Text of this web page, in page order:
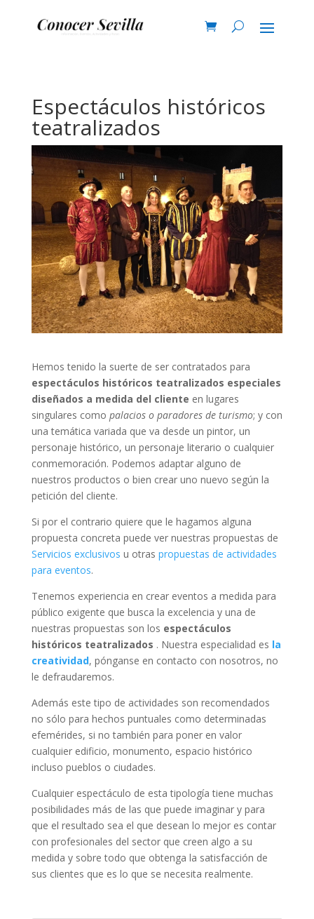
Espectáculos históricos
teatralizados
Hemos tenido la suerte de ser contratados para
espectáculos históricos teatralizados especiales
diseñados a medida del cliente en lugares
singulares como palacios o paradores de turismo; y con
una temática variada que va desde un pintor, un
personaje histórico, un personaje literario o cualquier
conmemoración. Podemos adaptar alguno de
nuestros productos o bien crear uno nuevo según la
petición del cliente.
Si por el contrario quiere que le hagamos alguna
propuesta concreta puede ver nuestras propuestas de
Servicios exclusivos u otras propuestas de actividades
para eventos.
Tenemos experiencia en crear eventos a medida para
público exigente que busca la excelencia y una de
nuestras propuestas son los espectáculos
históricos teatralizados . Nuestra especialidad es la
creatividad, pónganse en contacto con nosotros, no
le defraudaremos.
Además este tipo de actividades son recomendados
no sólo para hechos puntuales como determinadas
efemérides, si no también para poner en valor
cualquier edificio, monumento, espacio histórico
incluso pueblos o ciudades.
Cualquier espectáculo de esta tipología tiene muchas
posibilidades más de las que puede imaginar y para
que el resultado sea el que desean lo mejor es contar
con profesionales del sector que creen algo a su
medida y sobre todo que obtenga la satisfacción de
sus clientes que es lo que se necesita realmente.